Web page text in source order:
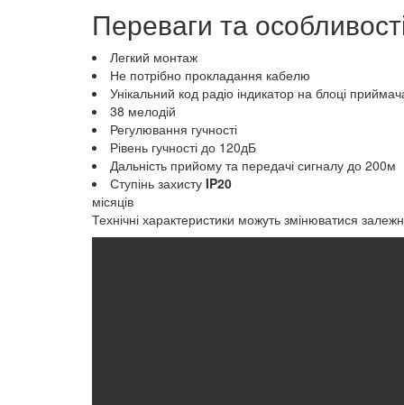
Переваги та
Легкий монтаж
Не потрібно прокладання кабелю
Унікальний код радіо індикатор на блоці
38 мелодій
Регулювання гучності
Рівень гучності до 120дБ
Дальність прийому та передачі сигналу до 200м
Ступінь захисту IP20
місяців
Технічні характеристики можуть змінюватися